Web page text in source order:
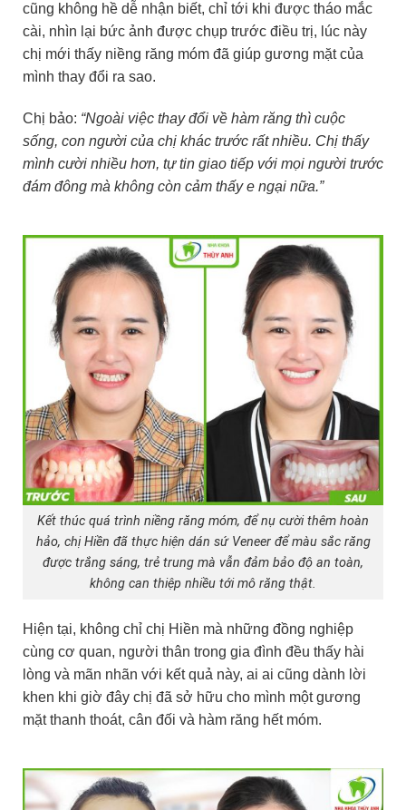
cũng không hề dễ nhận biết, chỉ tới khi được tháo mắc
cài, nhìn lại bức ảnh được chụp trước điều trị, lúc này
chị mới thấy niềng răng móm đã giúp gương mặt của
mình thay đổi ra sao.
Chị bảo: “Ngoài việc thay đổi về hàm răng thì cuộc
sống, con người của chị khác trước rất nhiều. Chị thấy
mình cười nhiều hơn, tự tin giao tiếp với mọi người trước
đám đông mà không còn cảm thấy e ngại nữa.”
Kết thúc quá trình niềng răng móm, để nụ cười thêm hoàn
hảo, chị Hiền đã thực hiện dán sứ Veneer để màu sắc răng
được trắng sáng, trẻ trung mà vẫn đảm bảo độ an toàn,
không can thiệp nhiều tới mô răng thật.
Hiện tại, không chỉ chị Hiền mà những đồng nghiệp
cùng cơ quan, người thân trong gia đình đều thấy hài
lòng và mãn nhãn với kết quả này, ai ai cũng dành lời
khen khi giờ đây chị đã sở hữu cho mình một gương
mặt thanh thoát, cân đối và hàm răng hết móm.